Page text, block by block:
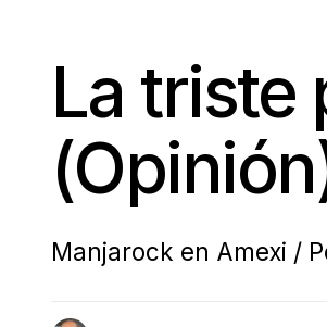
La triste
Manjarock en Amexi /